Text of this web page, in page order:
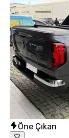
Öne Çıkan